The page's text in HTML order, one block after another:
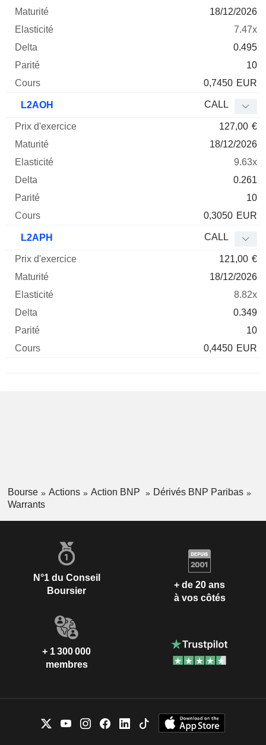
18/12/2026
7.47x
0.495
10
0,7450 EUR
L2AOH CALL
127,00 €
18/12/2026
9.63x
0.261
10
0,3050 EUR
L2APH CALL
121,00 €
18/12/2026
8.82x
0.349
10
0,4450 EUR
Bourse Actions Action BNP
Dérivés BNP Paribas
Warrants
N°1 du Conseil
Boursier
+ de 20 ans
à vos côtés
+ 1 300 000
membres